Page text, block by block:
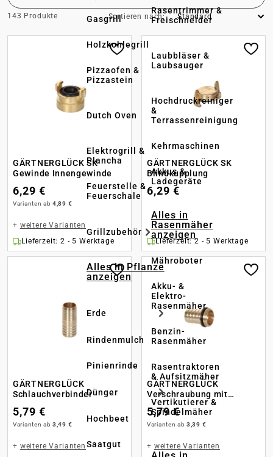
Gasgrill
Holzkohlegrill
Pizzaofen &
Pizzastein
Dutch Oven
Elektrogrill &
Plancha
Feuerstelle &
Feuerschale
Grillzubehör
Alles in Pflanze
anzeigen
Erde
Rindenmulch
Pinienrinde
Dünger
Hochbeet
Saatgut
Rasentrimmer &
Freischneider
Laubbläser &
Laubsauger
Hochdruckreiniger
&
Terrassenreinigung
Kehrmaschinen
Akkus &
Ladegeräte
Alles in
Rasenmäher
anzeigen
Mähroboter
Akku- &
Elektro-
Rasenmäher
Benzin-
Rasenmäher
Rasentraktoren
& Aufsitzmäher
Vertikutierer &
Spindelmäher
143 Produkte Sortieren nach:
GÄRTNERGLÜCK SK
Gewinde Innengewinde
6,29 €
Varianten ab 4,89 €
+ weitere Varianten
Lieferzeit: 2 - 5 Werktage
GÄRTNERGLÜCK SK
Blindkupplung
6,29 €
Lieferzeit: 2 - 5 Werktage
GÄRTNERGLÜCK
Schlauchverbinder
5,79 €
Varianten ab 3,49 €
+ weitere Varianten
GÄRTNERGLÜCK
Verschraubung mit
Wulstdichtung
Außengewinde
5,79 €
Varianten ab 3,39 €
+ weitere Varianten